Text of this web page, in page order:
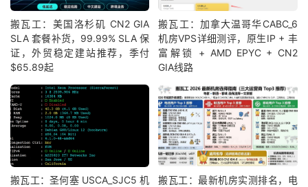
搬瓦工：美国洛杉矶 CN2 GIA
SLA 套餐补货，99.99% SLA 保
证，外贸稳定建站推荐，季付
$65.89起
搬瓦工：加拿大温哥华CABC_6
机房VPS详细测评，原生IP + 丰
富解锁 + AMD EPYC + CN2
GIA线路
搬瓦工：圣何塞 USCA_SJC5 机
搬瓦工：最新机房实测排名，电